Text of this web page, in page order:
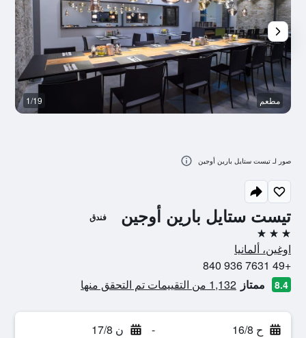
تيست ستايل بارين أوجين فندق
3 نجوم
اوغين، ألمانيا
+49 7631 936 840
8.4 ممتاز 1,132 من التقييمات تم التحقق منها
ح 16/8 - ن 17/8
مطعم 1/19
صور لـ تيست ستايل بارين أوجين